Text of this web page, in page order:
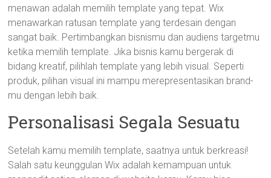
menawan adalah memilih template yang tepat. Wix
menawarkan ratusan template yang terdesain dengan
sangat baik. Pertimbangkan bisnismu dan audiens targetmu
ketika memilih template. Jika bisnis kamu bergerak di
bidang kreatif, pilihlah template yang lebih visual. Seperti
produk, pilihan visual ini mampu merepresentasikan brand-
mu dengan lebih baik.
Personalisasi Segala Sesuatu
Setelah kamu memilih template, saatnya untuk berkreasi!
Salah satu keunggulan Wix adalah kemampuan untuk